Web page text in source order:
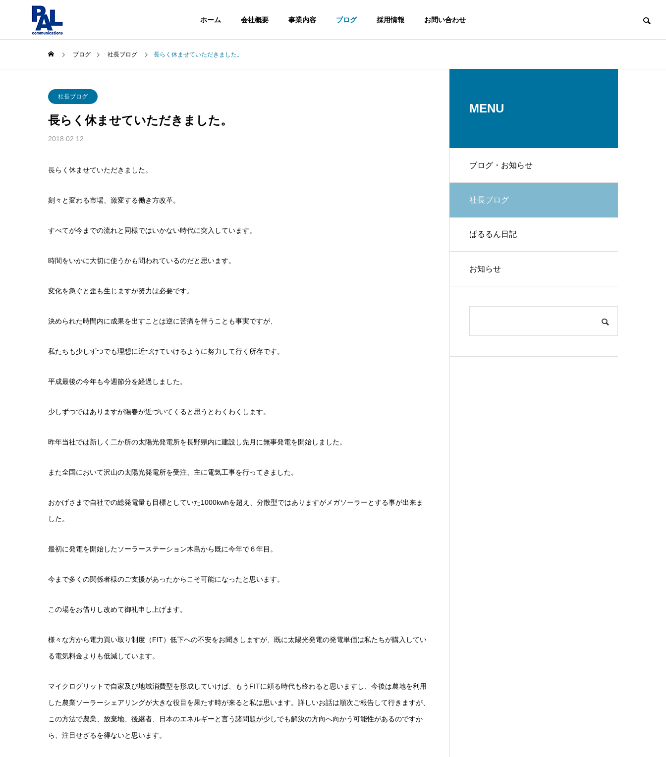
ホーム 会社概要 事業内容 ブログ 採用情報 お問い合わせ
Message
スタッフ
Staff
ブログ 社長ブログ 長らく休ませていただきました。
社長ブログ
長らく休ませていただきました。
2018.02.12
長らく休ませていただきました。
刻々と変わる市場、激変する働き方改革。
すべてが今までの流れと同様ではいかない時代に突入しています。
時間をいかに大切に使うかも問われているのだと思います。
変化を急ぐと歪も生じますが努力は必要です。
決められた時間内に成果を出すことは逆に苦痛を伴うことも事実ですが、
私たちも少しずつでも理想に近づけていけるように努力して行く所存です。
平成最後の今年も今週節分を経過しました。
少しずつではありますが陽春が近づいてくると思うとわくわくします。
昨年当社では新しく二か所の太陽光発電所を長野県内に建設し先月に無事発電を開始しました。
また全国において沢山の太陽光発電所を受注、主に電気工事を行ってきました。
おかげさまで自社での総発電量も目標としていた1000kwhを超え、分散型ではありますがメガソーラーとする事が出来ま
した。
最初に発電を開始したソーラーステーション木島から既に今年で６年目。
今まで多くの関係者様のご支援があったからこそ可能になったと思います。
この場をお借りし改めて御礼申し上げます。
様々な方から電力買い取り制度（FIT）低下への不安をお聞きしますが、既に太陽光発電の発電単価は私たちが購入してい
る電気料金よりも低減しています。
マイクログリットで自家及び地域消費型を形成していけば、もうFITに頼る時代も終わると思いますし、今後は農地を利用
した農業ソーラーシェアリングが大きな役目を果たす時が来ると私は思います。詳しいお話は順次ご報告して行きますが、
この方法で農業、放棄地、後継者、日本のエネルギーと言う諸問題が少しでも解決の方向へ向かう可能性があるのですか
ら、注目せざるを得ないと思います。
MENU
ブログ・お知らせ
社長ブログ
ぱるるん日記
お知らせ